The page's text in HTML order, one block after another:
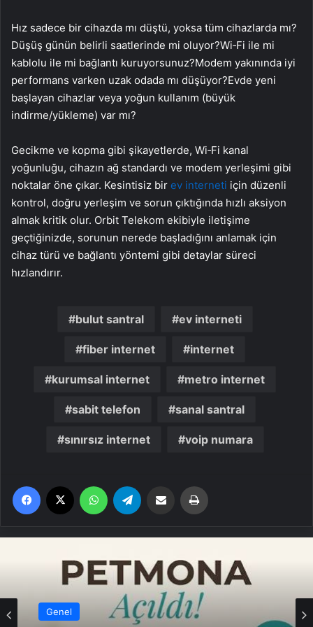
Hız sadece bir cihazda mı düştü, yoksa tüm cihazlarda mı?
Düşüş günün belirli saatlerinde mi oluyor?Wi‑Fi ile mi
kablolu ile mi bağlantı kuruyorsunuz?Modem yakınında iyi
performans varken uzak odada mı düşüyor?Evde yeni
başlayan cihazlar veya yoğun kullanım (büyük
indirme/yükleme) var mı?
Gecikme ve kopma gibi şikayetlerde, Wi‑Fi kanal
yoğunluğu, cihazın ağ standardı ve modem yerleşimi gibi
noktalar öne çıkar. Kesintisiz bir ev interneti için düzenli
kontrol, doğru yerleşim ve sorun çıktığında hızlı aksiyon
almak kritik olur. Orbit Telekom ekibiyle iletişime
geçtiğinizde, sorunun nerede başladığını anlamak için
cihaz türü ve bağlantı yöntemi gibi detaylar süreci
hızlandırır.
bulut santral ev interneti
fiber internet internet
kurumsal internet metro internet
sabit telefon sanal santral
sınırsız internet voip numara
Facebook WhatsApp Email'den paylaş